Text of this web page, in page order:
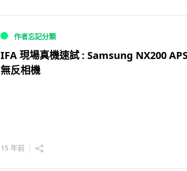
作者忘記分類
IFA 現場真機速試 : Samsung NX200
無反相機
15 年前